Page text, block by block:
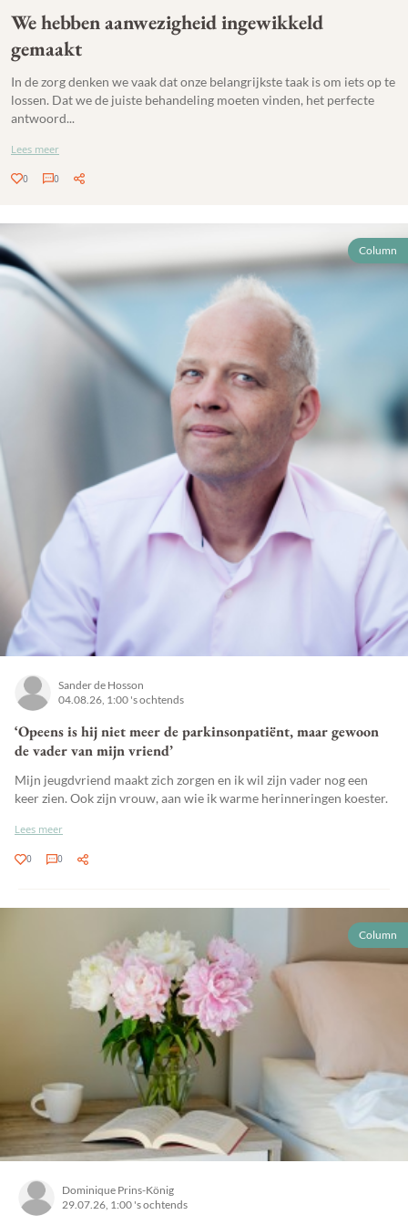
We hebben aanwezigheid ingewikkeld
gemaakt
In de zorg denken we vaak dat onze belangrijkste taak is om iets op te
lossen. Dat we de juiste behandeling moeten vinden, het perfecte
antwoord...
Lees meer
0 0
Column
Sander de Hosson
04.08.26, 1:00 's ochtends
‘Opeens is hij niet meer de parkinsonpatiënt, maar gewoon
de vader van mijn vriend’
Mijn jeugdvriend maakt zich zorgen en ik wil zijn vader nog een
keer zien. Ook zijn vrouw, aan wie ik warme herinneringen koester.
Lees meer
0 0
Column
Dominique Prins-König
29.07.26, 1:00 's ochtends